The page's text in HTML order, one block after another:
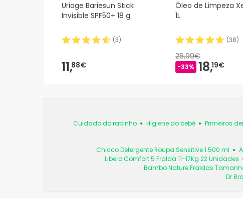
Uriage Bariesun Stick
Invisible SPF50+ 18 g
(3)
11,88€
Óleo de Limpeza
1L
(38)
26,99€
-33% 18,19€
Cuidado do rabinho Higiene do bebé Primeiros
Chicco Detergente Roupa Sensitive 1.500 ml
Libero Comfort 5 Fralda 11-17Kg 22 Unidades
Bambo Nature Fraldas
Dr